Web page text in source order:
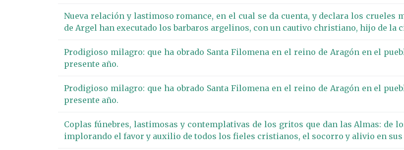
Nueva relación y lastimoso romance, en el cual se da cuenta, y declara los
de Argel han executado los barbaros argelinos, con un cautivo christiano, hijo de la
Prodigioso milagro: que ha obrado Santa Filomena en el reino de Aragón en el
presente año.
Prodigioso milagro: que ha obrado Santa Filomena en el reino de Aragón en el
presente año.
Coplas fúnebres, lastimosas y contemplativas de los gritos que dan las Almas: de
implorando el favor y auxilio de todos los fieles cristianos, el socorro y alivio en